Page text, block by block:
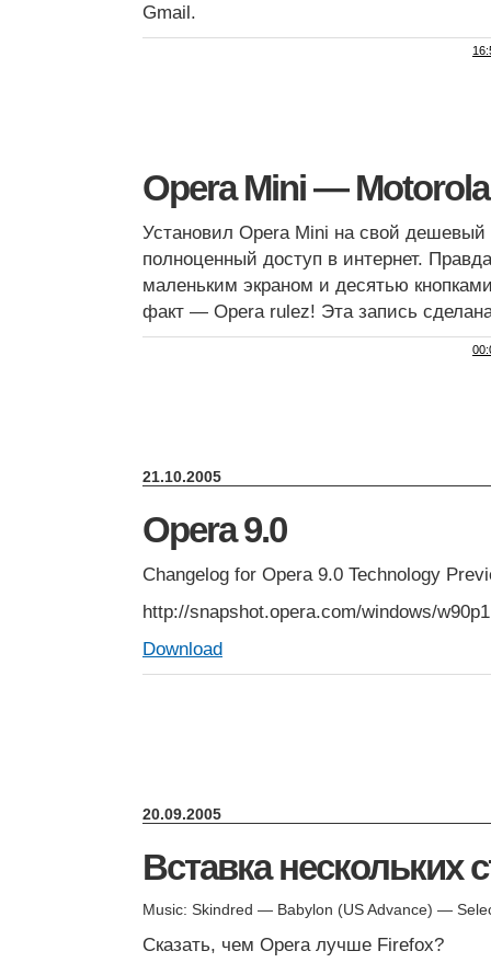
Gmail.
Opera Mini —
Установил Opera Mini на свой дешевый
полноценный доступ в интернет.
маленьким экраном и десятью
факт — Opera rulez! Эта запись
21.10.2005
Opera 9.0
Changelog for Opera 9.0 Technology
http://snapshot.opera.com/windows/
Download
20.09.2005
Вставка нескольких
Music: Skindred — Babylon (US Advance) —
Сказать, чем Opera лучше Firefox?